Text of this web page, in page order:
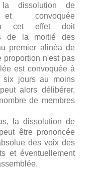
dissolution de
et convoquée
à cet effet doit
de la moitié des
premier alinéa de
proportion n'est pas
est convoquée à
six jours au moins
alors délibérer,
de membres
la dissolution de
être prononcée
des voix des
et éventuellement